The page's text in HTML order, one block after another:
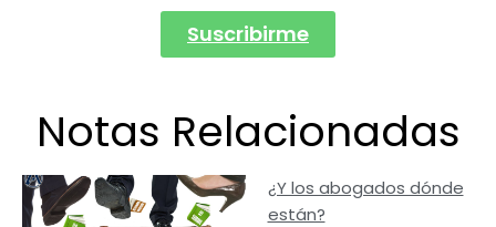
Suscribirme
Notas Relacionadas
¿Y los abogados dónde
están?